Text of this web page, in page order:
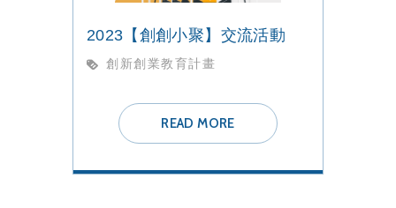
2023【創創小聚】交流活動
創新創業教育計畫
READ MORE